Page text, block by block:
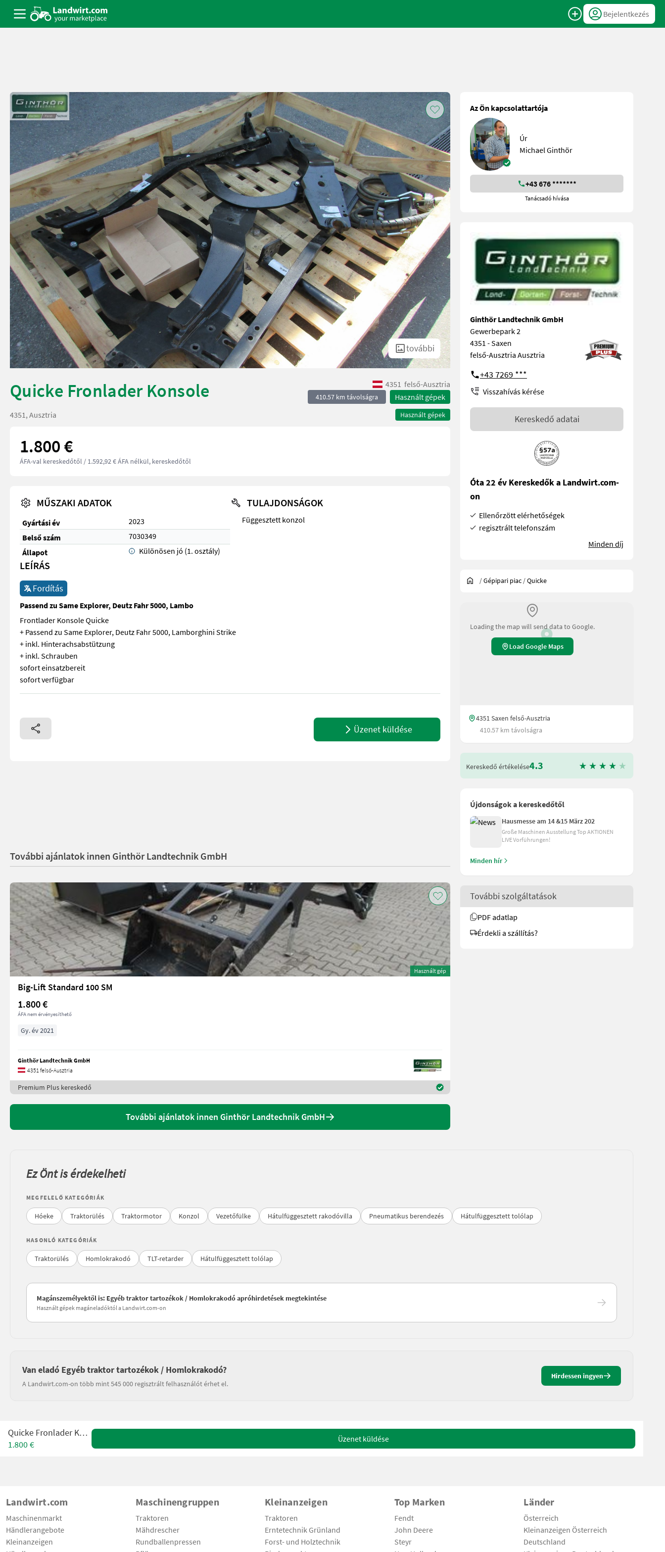
Bejelentkezés
további
Quicke Fronlader Konsole 4351 felső-Ausztria
410.57 km távolságra Használt gépek
Használt gépek
4351, Ausztria
1.800 €
ÁFA-val kereskedőtől / 1.592,92 € ÁFA nélkül, kereskedőtől
MŰSZAKI ADATOK
Gyártási év
2023
Belső szám
7030349
Állapot
Különösen jó (1. osztály)
TULAJDONSÁGOK
Függesztett konzol
LEÍRÁS
Fordítás
Passend zu Same Explorer, Deutz Fahr 5000, Lambo
Frontlader Konsole Quicke
+ Passend zu Same Explorer, Deutz Fahr 5000, Lamborghini Strike
+ inkl. Hinterachsabstützung
+ inkl. Schrauben
sofort einsatzbereit
sofort verfügbar
Frontlader Konsole Quicke + Passend zu Same Explorer, Deutz Fahr 5000, Lamborghini Strike + inkl. Hinterachsabstützung + inkl. Schrauben sofort einsatzbereit sofort verfügbar
Üzenet küldése
Az Ön kapcsolattartója
Úr
Michael Ginthör
+43 676 *******
Tanácsadó hívása
Ginthör Landtechnik GmbH
Gewerbepark 2
4351 - Saxen
felső-Ausztria Ausztria
+43 7269 ***
Visszahívás kérése
Kereskedő adatai
Óta 22 év Kereskedők a Landwirt.com-
on
Ellenőrzött elérhetőségek
regisztrált telefonszám
Minden díj
/Gépipari piac /Quicke
Loading the map will send data to Google.
Load Google Maps
4351 Saxen felső-Ausztria
410.57 km távolságra
Kereskedő értékelése4.3
Újdonságok a kereskedőtől
Hausmesse am 14 &15 März 202
Große Maschinen Ausstellung Top AKTIONEN
LIVE Vorführungen!
Minden hír
További szolgáltatások
PDF adatlap
Érdekli a szállítás?
További ajánlatok innen Ginthör Landtechnik GmbH
Használt gép
Big-Lift Standard 100 SM
1.800 €
ÁFA nem érvényesíthető
Gy. év 2021
Ginthör Landtechnik GmbH
4351 felső-Ausztria
Premium Plus kereskedő
További ajánlatok innen Ginthör Landtechnik GmbH
Ez Önt is érdekelheti
MEGFELELŐ KATEGÓRIÁK
Hóeke Traktorülés Traktormotor Konzol Vezetőfülke Hátulfüggesztett rakodóvilla Pneumatikus berendezés Hátulfüggesztett tolólap
HASONLÓ KATEGÓRIÁK
Traktorülés Homlokrakodó TLT-retarder Hátulfüggesztett tolólap
Magánszemélyektől is: Egyéb traktor tartozékok / Homlokrakodó apróhirdetések megtekintése
Használt gépek magáneladóktól a Landwirt.com-on
Van eladó Egyéb traktor tartozékok / Homlokrakodó?
A Landwirt.com-on több mint 545 000 regisztrált felhasználót érhet el.
Hirdessen ingyen
Quicke Fronlader Konsole
1.800 €
Üzenet küldése
Landwirt.com
Maschinenmarkt
Händlerangebote
Kleinanzeigen
Maschinengruppen
Traktoren
Mähdrescher
Rundballenpressen
Kleinanzeigen
Traktoren
Erntetechnik Grünland
Forst- und Holztechnik
Top Marken
Fendt
John Deere
Steyr
Länder
Österreich
Kleinanzeigen Österreich
Deutschland